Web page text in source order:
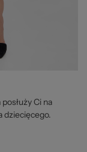
Ci na
dziecięcego.